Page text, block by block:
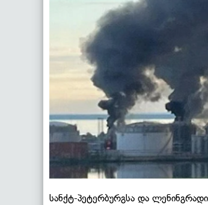
სანქტ-პეტერბურგსა და